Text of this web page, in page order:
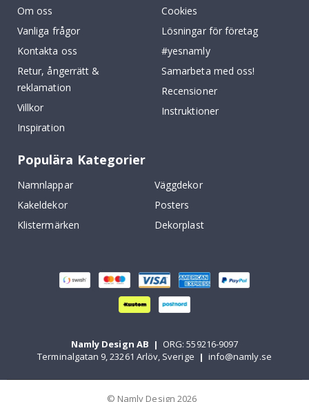
Om oss
Vanliga frågor
Kontakta oss
Retur, ångerrätt &
reklamation
Villkor
Inspiration
Cookies
Lösningar för företag
#yesnamly
Samarbeta med oss!
Recensioner
Instruktioner
Populära Kategorier
Namnlappar
Väggdekor
Kakeldekor
Posters
Klistermärken
Dekorplast
Namly Design AB | ORG: 559216-9097
Terminalgatan 9, 23261 Arlöv, Sverige | info@namly.se
© Namly Design 2026